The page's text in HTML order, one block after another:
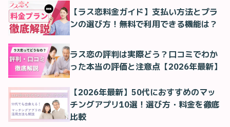
【ラス恋料金ガイド】支払い方法とプラ
ンの選び方！無料で利用できる機能は？
ラス恋の評判は実際どう？口コミでわか
った本当の評価と注意点【2026年最新】
【2026年最新】50代におすすめのマッ
チングアプリ10選！選び方・料金を徹底
比較